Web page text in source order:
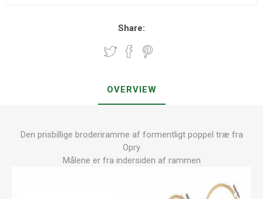
Share:
OVERVIEW
Den prisbillige broderiramme af formentligt poppel træ fra
Opry
Målene er fra indersiden af rammen